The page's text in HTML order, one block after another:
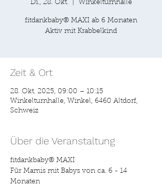
Di., 28. Okt. Winkelturnhalle
fitdankbaby® MAXI ab 6 Monaten
Aktiv mit Krabbelkind
Zeit & Ort
28. Okt. 2025, 09:00 – 10:15
Winkelturnhalle, Winkel, 6460 Altdorf,
Schweiz
Über die Veranstaltung
fitdankbaby® MAXI
Für Mamis mit Babys von ca. 6 - 14
Monaten